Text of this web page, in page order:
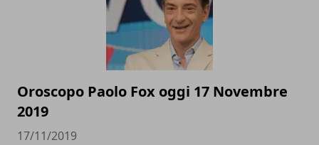
Oroscopo Paolo Fox oggi 17 Novembre
2019
17/11/2019